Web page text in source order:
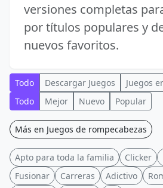
versiones completas
por títulos populares y
nuevos favoritos.
Todo Descargar Juegos
Juegos
Todo
Mejor Nuevo Popular
Más en Juegos de rompecabezas
Apto para toda la familia Clicker
Fusionar
Carreras Adictivo